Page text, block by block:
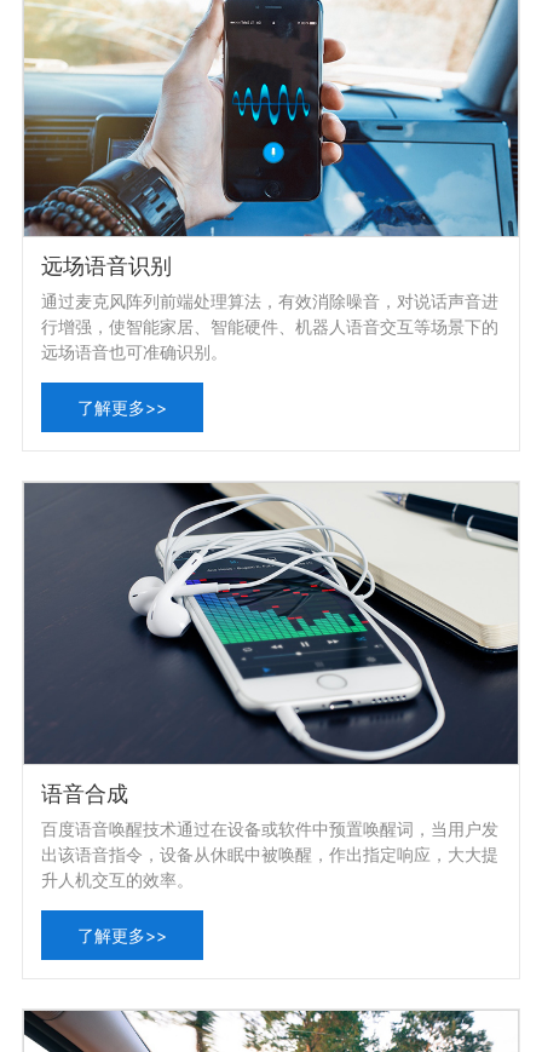
远场语音识别
通过麦克风阵列前端处理算法，有效消除噪音，对说话声音进
行增强，使智能家居、智能硬件、机器人语音交互等场景下的
远场语音也可准确识别。
了解更多>>
语音合成
百度语音唤醒技术通过在设备或软件中预置唤醒词，当用户发
出该语音指令，设备从休眠中被唤醒，作出指定响应，大大提
升人机交互的效率。
了解更多>>